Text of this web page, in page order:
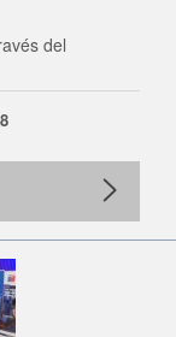
del